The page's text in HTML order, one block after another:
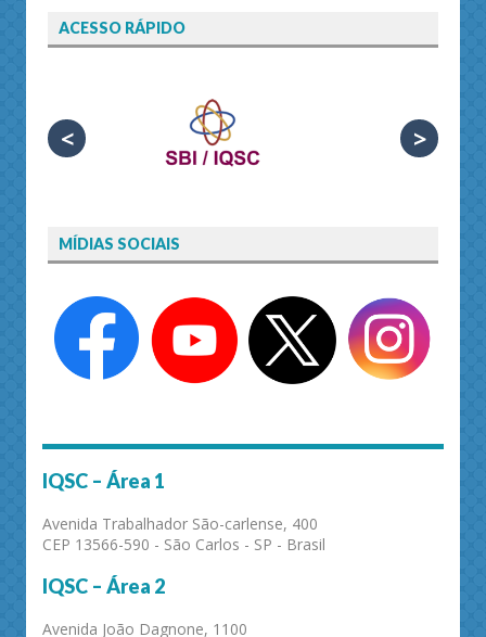
ACESSO RÁPIDO
< >
MÍDIAS SOCIAIS
IQSC – Área 1
Avenida Trabalhador São-carlense, 400
CEP 13566-590 - São Carlos - SP - Brasil
IQSC – Área 2
Avenida João Dagnone, 1100